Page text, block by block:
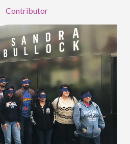
Contributor